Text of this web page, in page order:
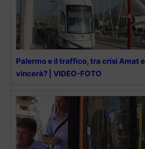
Palermo e il traffico, tra crisi Amat
vincerà? | VIDEO-FOTO